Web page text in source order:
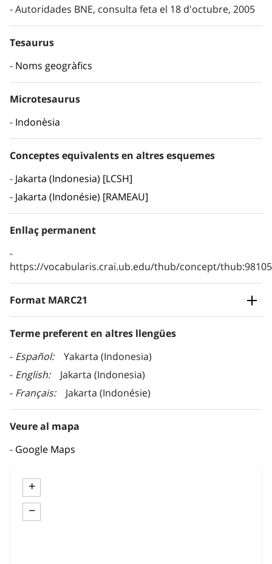
Autoridades BNE, consulta feta el 18 d'octubre, 2005
Tesaurus
Noms geogràfics
Microtesaurus
Indonèsia
Conceptes equivalents en altres esquemes
Jakarta (Indonesia) [LCSH]
Jakarta (Indonésie) [RAMEAU]
Enllaç permanent
https://vocabularis.crai.ub.edu/thub/concept/
Format MARC21
Terme preferent en altres llengües
Español
Yakarta (Indonesia)
English
Jakarta (Indonesia)
Français
Jakarta (Indonésie)
Veure al mapa
Google Maps
+
−